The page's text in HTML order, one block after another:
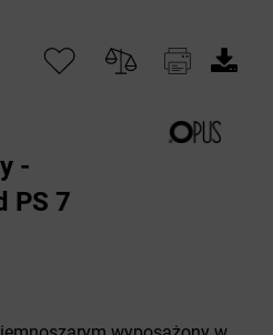
-
PS 7